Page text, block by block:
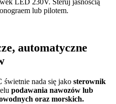
LED 230V. Steruj jasnością
lub pilotem.
automatyczne
świetnie nada się jako sterownik
podawania nawozów lub
oraz morskich.